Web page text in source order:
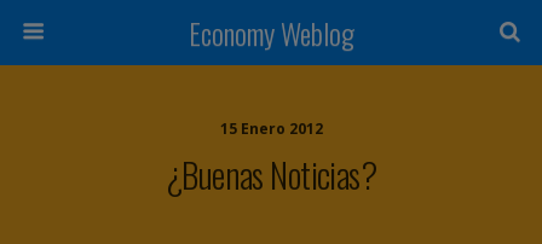
Economy Weblog
15 Enero 2012
¿Buenas Noticias?